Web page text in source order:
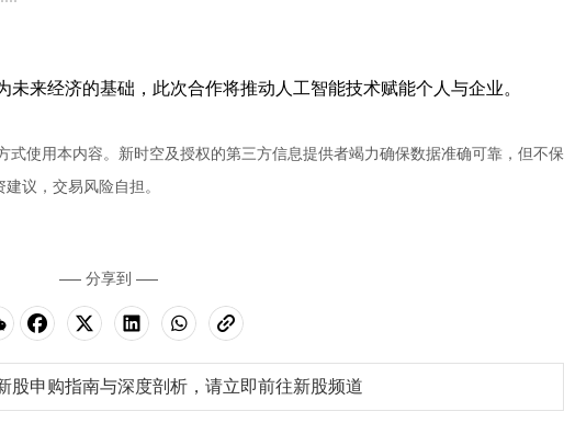
来经济的基础，此次合作将推动人工智能技术赋能个人与企业。
式使用本内容。新时空及授权的第三方信息提供者竭力确保数据准确可靠，但不保
议，交易风险自担。
分享到
股申购指南与深度剖析，请立即前往新股频道